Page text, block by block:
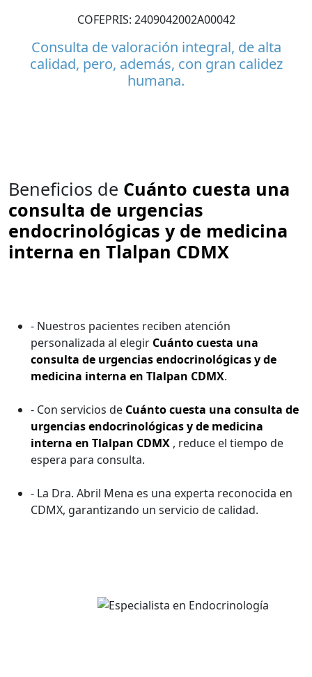
COFEPRIS: 2409042002A00042
Consulta de valoración integral, de alta
calidad, pero, además, con gran calidez
humana.
Beneficios de Cuánto cuesta una
consulta de urgencias
endocrinológicas y de medicina
interna en Tlalpan CDMX
- Nuestros pacientes reciben atención
personalizada al elegir Cuánto cuesta una
consulta de urgencias endocrinológicas y de
medicina interna en Tlalpan CDMX.
- Con servicios de Cuánto cuesta una consulta de
urgencias endocrinológicas y de medicina
interna en Tlalpan CDMX , reduce el tiempo de
espera para consulta.
- La Dra. Abril Mena es una experta reconocida en
CDMX, garantizando un servicio de calidad.